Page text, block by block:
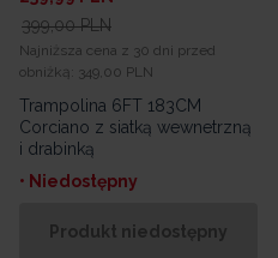
399,00 PLN
Najniższa cena z 30 dni przed
obniżką:
349,00 PLN
Trampolina 6FT 183CM
Corciano z siatką wewnetrzną
i drabinką
• Niedostępny
Produkt niedostępny